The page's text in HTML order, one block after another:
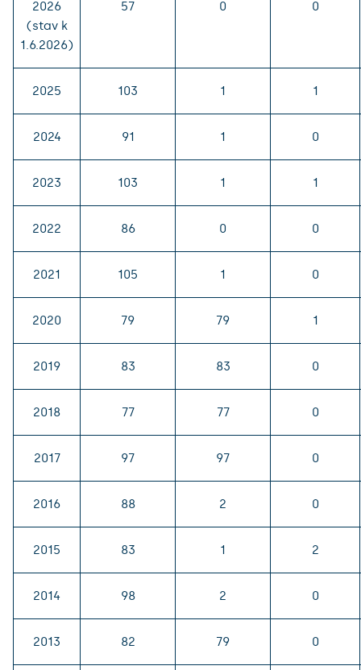
2026
(stav k
1.6.2026)
57 0 0
2025 103 1 1
2024 91 1 0
2023 103 1 1
2022 86 0 0
2021 105 1 0
2020 79 79 1
2019 83 83 0
2018 77 77 0
2017 97 97 0
2016 88 2 0
2015 83 1 2
2014 98 2 0
2013 82 79 0